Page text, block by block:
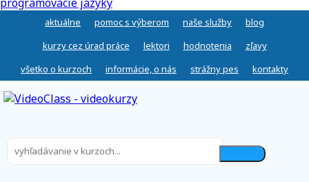
aktuálne pomoc s výberom naše služby
blog
kurzy cez úrad práce
lektori hodnotenia
zľavy
všetko o kurzoch
informácie, o nás strážny pes kontakty